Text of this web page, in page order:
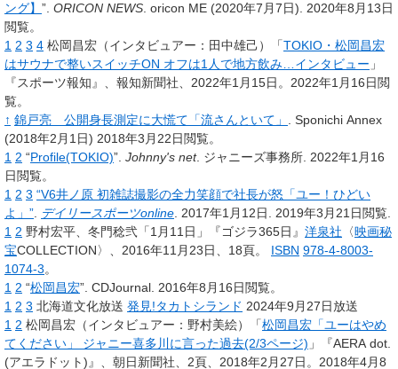
ング】 ”. ORICON NEWS. oricon ME (2020年7月7日). 2020年8月13日
閲覧。
1 2 3 4 松岡昌宏（インタビュアー：田中雄己）「TOKIO・松岡昌宏
はサウナで整いスイッチON オフは1人で地方飲み…インタビュー 」
『スポーツ報知』、報知新聞社、2022年1月15日。 2022年1月16日閲
覧。
↑ 錦戸亮 公開身長測定に大慌て「流さんといて」 . Sponichi Annex
(2018年2月1日) 2018年3月22日閲覧。
1 2 “Profile(TOKIO)”. Johnny's net. ジャニーズ事務所. 2022年1月16
日閲覧。
1 2 3 “V6井ノ原 初雑誌撮影の全力笑顔で社長が怒「ユー！ひどい
よ」”. デイリースポーツonline. 2017年1月12日. 2019年3月21日閲覧.
1 2 野村宏平、冬門稔弐「1月11日」『ゴジラ365日』 洋泉社 〈映画秘
宝COLLECTION〉、2016年11月23日、18頁。 ISBN 978-4-8003-
1074-3。
1 2 “松岡昌宏”. CDJournal. 2016年8月16日閲覧。
1 2 3 北海道文化放送 発見!タカトシランド 2024年9月27日放送
1 2 松岡昌宏（インタビュアー：野村美絵）「松岡昌宏「ユーはやめ
てください」 ジャニー喜多川に言った過去(2/3ページ) 」『AERA dot.
(アエラドット)』、朝日新聞社、2頁、2018年2月27日。 2018年4月8